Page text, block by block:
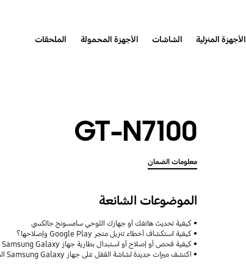
الأجهزة المنزلية الشاشات الأجهزة المحمولة الملحقات
GT-N7100
معلومات الضمان
الموضوعات الشائعة
كيفية تحديث هاتفك أو جهازك اللوحي سامسونج جالكسي
كيفية استكشاف أخطاء تنزيل متجر Google Play وإصلاحها؟
كيفية فحص أو إصلاح أو استبدال بطارية جهاز Samsung Galaxy
اكتشف ميزات جديدة لشاشة القفل على جهاز Samsung Galaxy الخاص بك